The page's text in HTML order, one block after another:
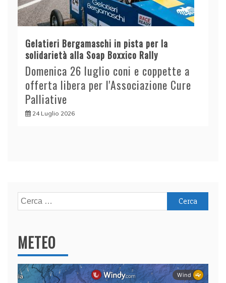
Gelatieri Bergamaschi in pista per la
solidarietà alla Soap Boxxico Rally
Domenica 26 luglio coni e coppette a
offerta libera per l'Associazione Cure
Palliative
24 Luglio 2026
Ricerca
per:
METEO